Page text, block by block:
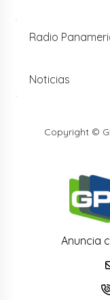
Radio
Noticias
Copyright ©
Anuncia